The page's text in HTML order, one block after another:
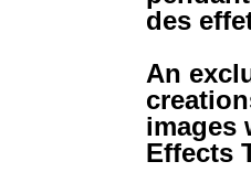
des
An
images
Effects